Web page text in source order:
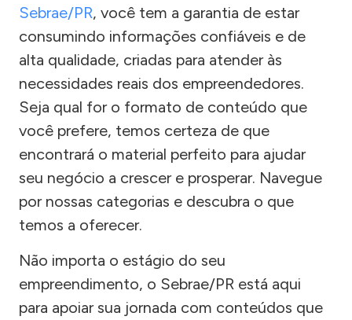
Sebrae/PR, você tem a garantia de estar
consumindo informações confiáveis e de
alta qualidade, criadas para atender às
necessidades reais dos empreendedores.
Seja qual for o formato de conteúdo que
você prefere, temos certeza de que
encontrará o material perfeito para ajudar
seu negócio a crescer e prosperar. Navegue
por nossas categorias e descubra o que
temos a oferecer.
Não importa o estágio do seu
empreendimento, o Sebrae/PR está aqui
para apoiar sua jornada com conteúdos que